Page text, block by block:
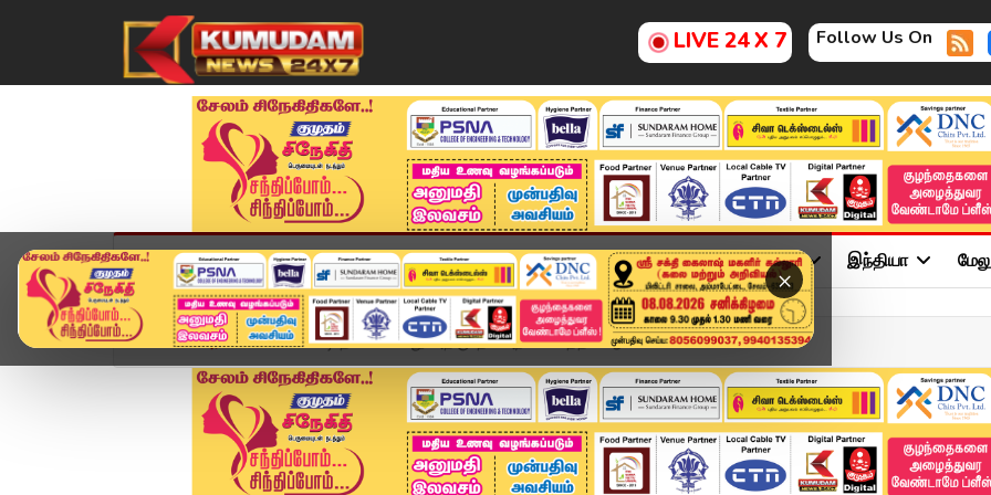
LIVE 24 X 7 Follow Us On
×
முகப்பு விளையாட்டு அண்மை தமிழ்நாடு சினிமா அரசியல் விளையாட்டு இந்தியா
Home அரசியல் எடப்பாடி தலைமை மீது அதிருப்தி.. அறிவாலயத்தில் ஆ...